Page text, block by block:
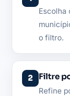
Escolha
o filtro.
Filtre
Refine